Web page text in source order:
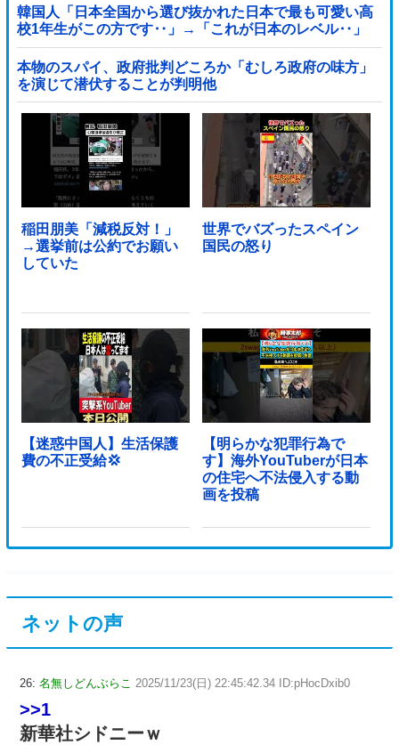
韓国人「日本全国から選び抜かれた日本で最も可愛い高
校1年生がこの方です‥」→「これが日本のレベル‥」
本物のスパイ、政府批判どころか「むしろ政府の味方」
を演じて潜伏することが判明他
稲田朋美「減税反対！」
→選挙前は公約でお願い
していた
世界でバズったスペイン
国民の怒り
【迷惑中国人】生活保護
費の不正受給💢
【明らかな犯罪行為で
す】海外YouTuberが日本
の住宅へ不法侵入する動
画を投稿
ネットの声
26: 名無しどんぶらこ 2025/11/23(日) 22:45:42.34 ID:pHocDxib0
>>1
新華社シドニーｗ